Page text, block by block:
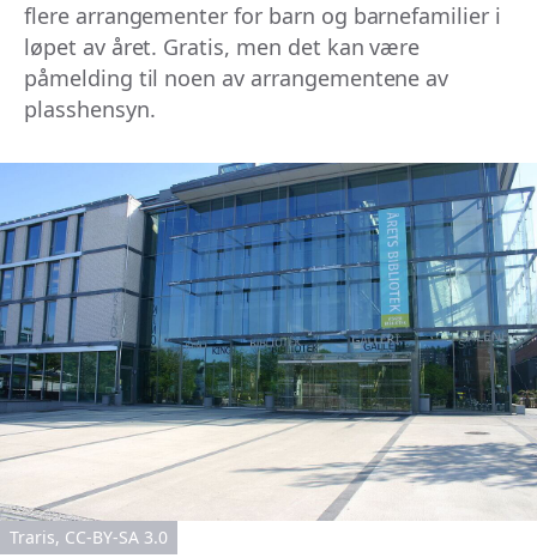
flere arrangementer for barn og barnefamilier i
løpet av året. Gratis, men det kan være
påmelding til noen av arrangementene av
plasshensyn.
Traris, CC-BY-SA 3.0